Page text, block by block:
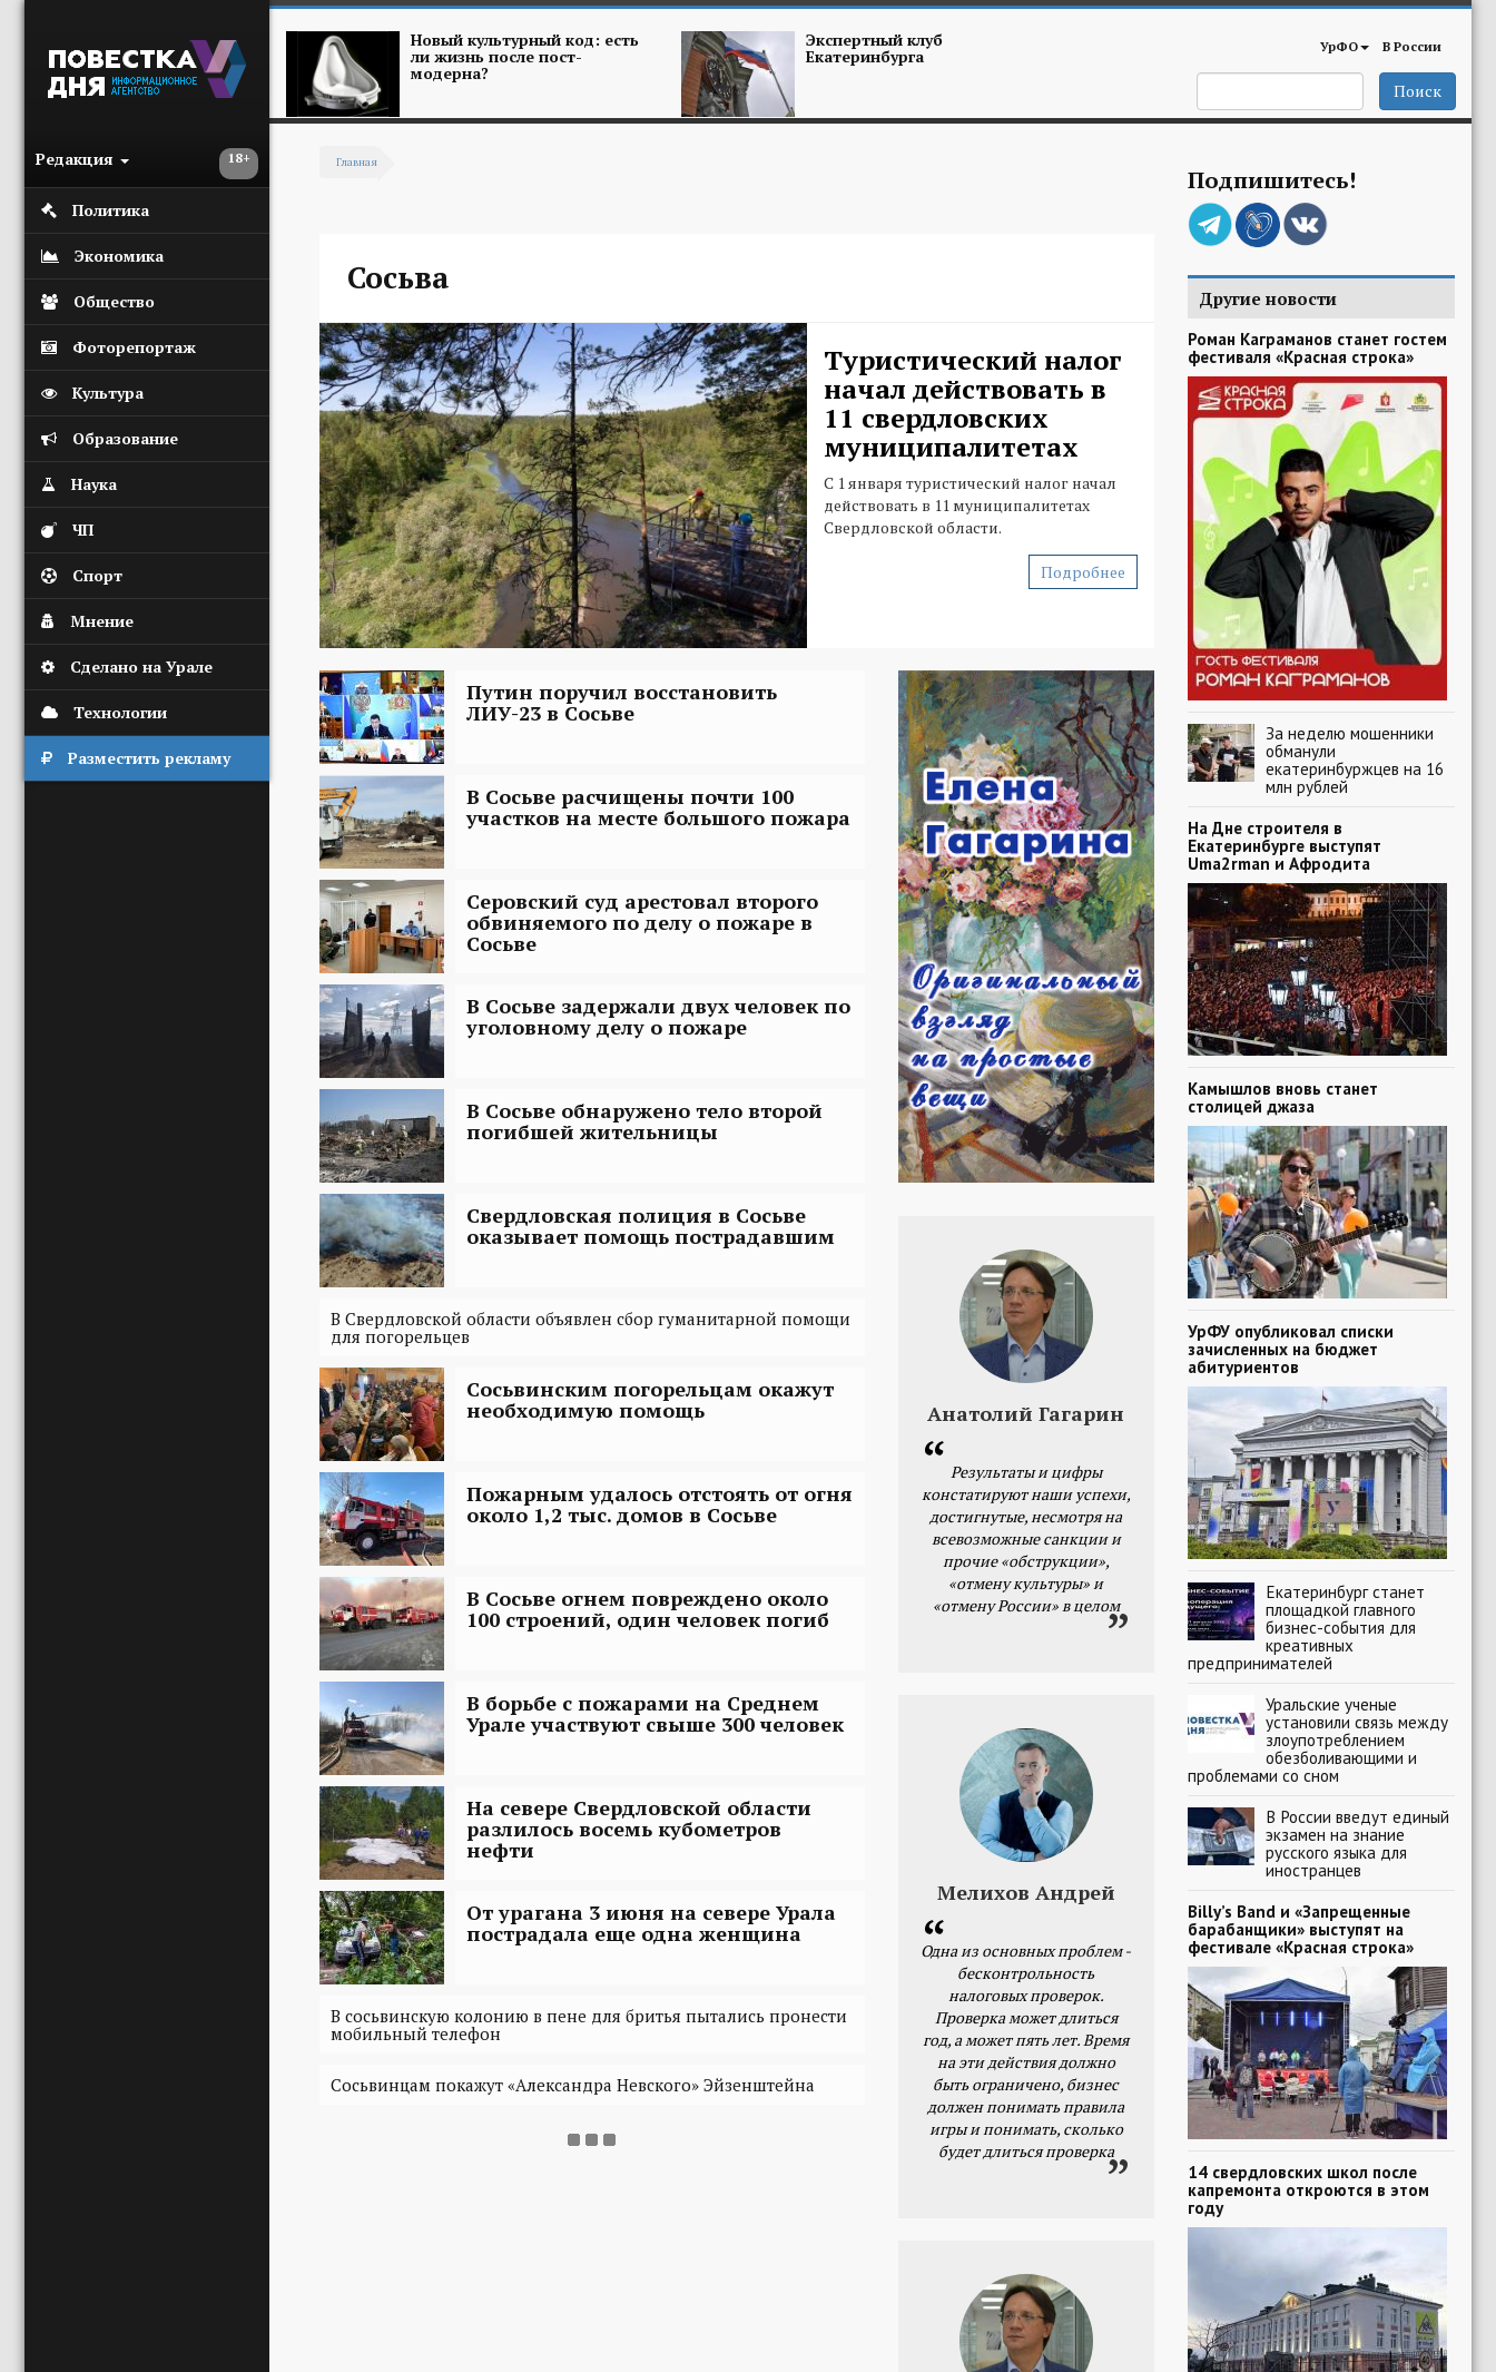
18+
Редакция
Политика
Экономика
Общество
Фоторепортаж
Культура
Образование
Наука
ЧП
Спорт
Мнение
Сделано на Урале
Технологии
Разместить рекламу
Новый культурный код: есть
ли жизнь после пост-
модерна?
Экспертный клуб
Екатеринбурга УрФО В России
Поиск
Главная
Сосьва
Туристический налог
начал действовать в
11 свердловских
муниципалитетах
С 1 января туристический налог начал
действовать в 11 муниципалитетах
Свердловской области.
Подробнее
Путин поручил восстановить
ЛИУ-23 в Сосьве
В Сосьве расчищены почти 100
участков на месте большого пожара
Серовский суд арестовал второго
обвиняемого по делу о пожаре в
Сосьве
В Сосьве задержали двух человек по
уголовному делу о пожаре
В Сосьве обнаружено тело второй
погибшей жительницы
Свердловская полиция в Сосьве
оказывает помощь пострадавшим
В Свердловской области объявлен сбор гуманитарной помощи
для погорельцев
Сосьвинским погорельцам окажут
необходимую помощь
Пожарным удалось отстоять от огня
около 1,2 тыс. домов в Сосьве
В Сосьве огнем повреждено около
100 строений, один человек погиб
В борьбе с пожарами на Среднем
Урале участвуют свыше 300 человек
На севере Свердловской области
разлилось восемь кубометров
нефти
От урагана 3 июня на севере Урала
пострадала еще одна женщина
В сосьвинскую колонию в пене для бритья пытались пронести
мобильный телефон
Сосьвинцам покажут «Александра Невского» Эйзенштейна
Анатолий Гагарин
Результаты и цифры
констатируют наши успехи,
достигнутые, несмотря на
всевозможные санкции и
прочие «обструкции»,
«отмену культуры» и
«отмену России» в целом
Мелихов Андрей
Одна из основных проблем -
бесконтрольность
налоговых проверок.
Проверка может длиться
год, а может пять лет. Время
на эти действия должно
быть ограничено, бизнес
должен понимать правила
игры и понимать, сколько
будет длиться проверка
Подпишитесь!
Другие новости
Роман Каграманов станет гостем
фестиваля «Красная строка»
За неделю мошенники
обманули
екатеринбуржцев на 16
млн рублей
На Дне строителя в
Екатеринбурге выступят
Uma2rman и Афродита
Камышлов вновь станет
столицей джаза
УрФУ опубликовал списки
зачисленных на бюджет
абитуриентов
Екатеринбург станет
площадкой главного
бизнес-события для
креативных
предпринимателей
Уральские ученые
установили связь между
злоупотреблением
обезболивающими и
проблемами со сном
В России введут единый
экзамен на знание
русского языка для
иностранцев
Billy’s Band и «Запрещенные
барабанщики» выступят на
фестивале «Красная строка»
14 свердловских школ после
капремонта откроются в этом
году